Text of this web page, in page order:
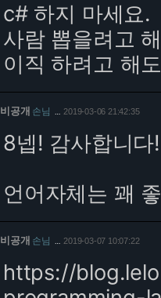
c# 하지 마세요.
사람 뽑을려고
이직 하려고 해
비공개 손님 2019-03-06 21:42:35
8넵! 감사합니다
언어자체는 꽤
비공개 손님 2019-03-07 10:07:22
https://